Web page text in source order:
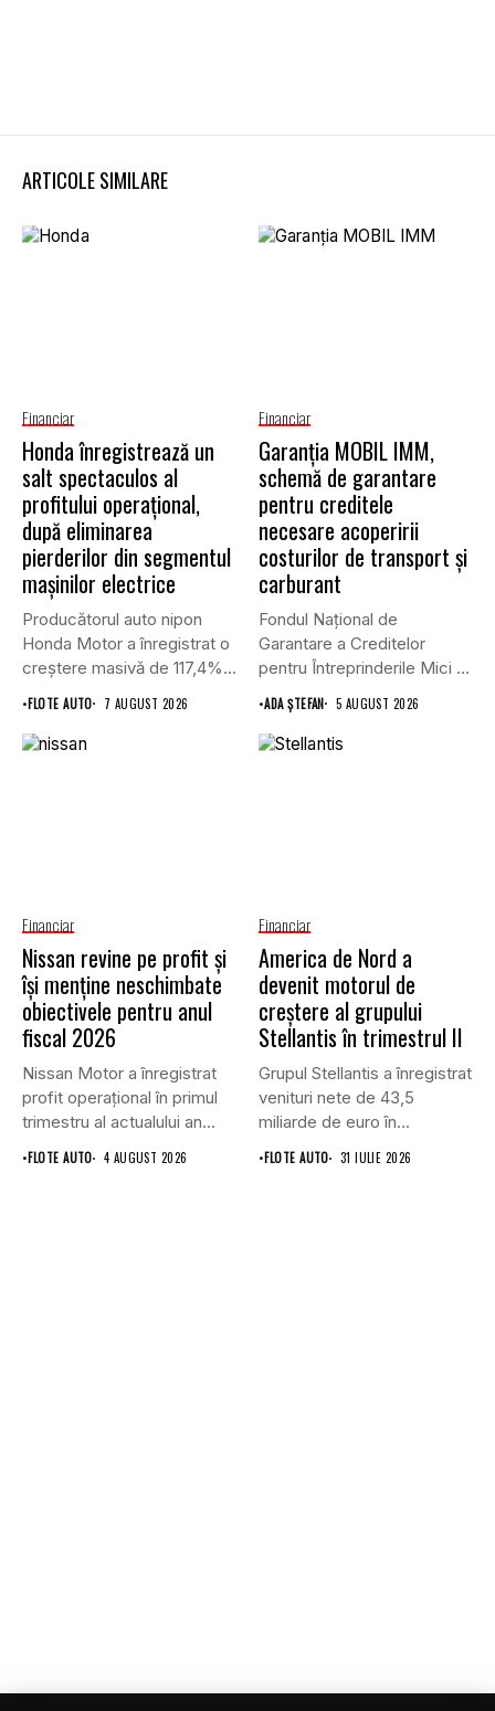
ARTICOLE SIMILARE
Financiar
Honda înregistrează un
salt spectaculos al
profitului operațional,
după eliminarea
pierderilor din segmentul
mașinilor electrice
Producătorul auto nipon
Honda Motor a înregistrat o
creștere masivă de 117,4%...
•FLOTE AUTO 7 AUGUST 2026
Financiar
Garanţia MOBIL IMM,
schemă de garantare
pentru creditele
necesare acoperirii
costurilor de transport şi
carburant
Fondul Național de
Garantare a Creditelor
pentru Întreprinderile Mici și
Mijlocii (FNGCIMM)...
•ADA ȘTEFAN 5 AUGUST 2026
Financiar
Nissan revine pe profit și
își menține neschimbate
obiectivele pentru anul
fiscal 2026
Nissan Motor a înregistrat
profit operațional în primul
trimestru al actualului an...
•FLOTE AUTO 4 AUGUST 2026
Financiar
America de Nord a
devenit motorul de
creștere al grupului
Stellantis în trimestrul II
Grupul Stellantis a înregistrat
venituri nete de 43,5
miliarde de euro în...
•FLOTE AUTO 31 IULIE 2026